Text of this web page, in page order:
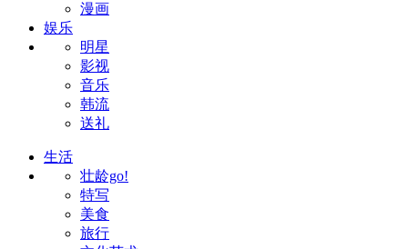
漫画
娱乐
明星
影视
音乐
韩流
送礼
生活
壮龄go!
特写
美食
旅行